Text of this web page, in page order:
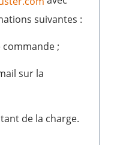
suivantes :
;
sur la
de la charge.